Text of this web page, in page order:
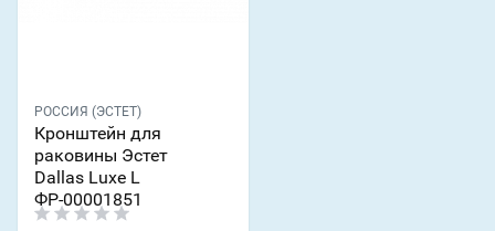
РОССИЯ (ЭСТЕТ)
Кронштейн для
раковины Эстет
Dallas Luxe L
ФР-00001851